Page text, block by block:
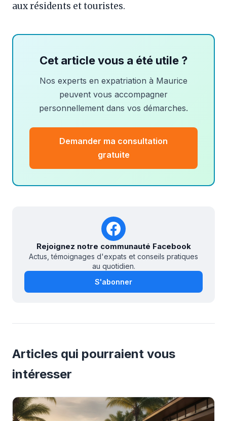
aux résidents et touristes.
Cet article vous a été utile ?
Nos experts en expatriation à Maurice
peuvent vous accompagner
personnellement dans vos démarches.
Demander ma consultation
gratuite
Rejoignez notre communauté Facebook
Actus, témoignages d'expats et conseils pratiques
au quotidien.
S'abonner
Articles qui pourraient vous
intéresser